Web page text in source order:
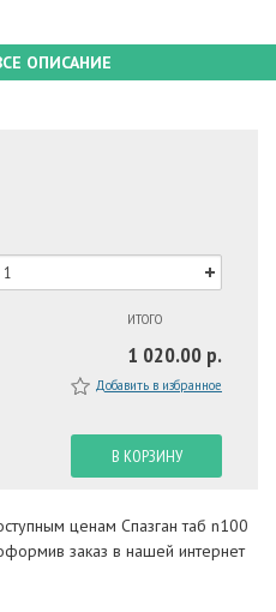
ОПИСАНИЕ
ИТОГО
1 020.00 р.
Добавить в избранное
В КОРЗИНУ
ценам Спазган таб n100
заказ в нашей интернет